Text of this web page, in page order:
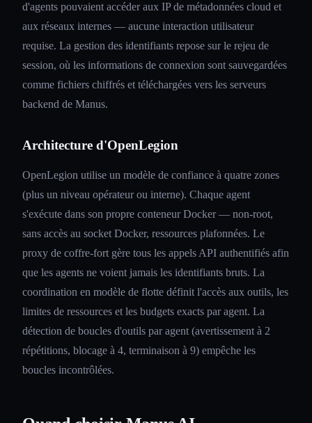
d'agents pouvaient accéder aux IP de métadonnées cloud et
aux réseaux internes — aucune interaction utilisateur
requise. La gestion des identifiants repose sur le rejeu de
session, où les informations de connexion sont sauvegardées
comme fichiers chiffrés et téléchargées vers les serveurs
backend de Manus.
Architecture d'OpenLegion
OpenLegion utilise un modèle de confiance à quatre zones
(plus un niveau opérateur ou interne). Chaque agent
s'exécute dans son propre conteneur Docker — non-root,
sans accès au socket Docker, ressources plafonnées. Le
proxy de coffre-fort gère tous les appels API authentifiés afin
que les agents ne voient jamais les identifiants bruts. La
coordination en modèle de flotte définit l'accès aux outils, les
limites de ressources et les budgets exacts par agent. La
détection de boucles d'outils par agent (avertissement à 2
répétitions, blocage à 4, terminaison à 9) empêche les
boucles incontrôlées.